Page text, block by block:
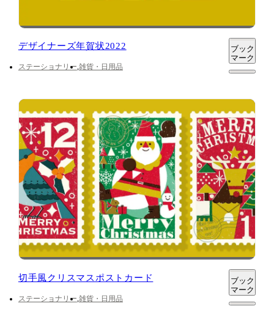
デザイナーズ年賀状2022
ステーショナリー 雑貨・日用品
ブック
マーク
切手風クリスマスポストカード
ステーショナリー 雑貨・日用品
ブック
マーク